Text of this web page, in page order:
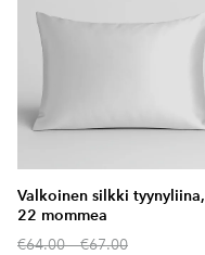
Valkoinen silkki tyynyliina,
22 mommea
€64.00–€67.00